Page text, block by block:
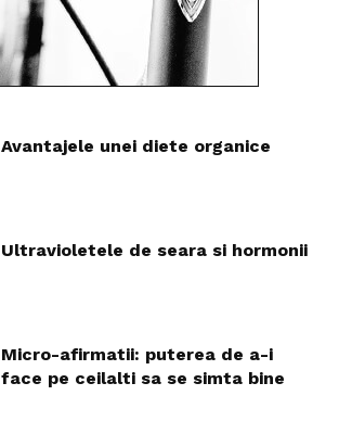
Avantajele unei diete organice
Ultravioletele de seara si hormonii
Micro-afirmatii: puterea de a-i
face pe ceilalti sa se simta bine